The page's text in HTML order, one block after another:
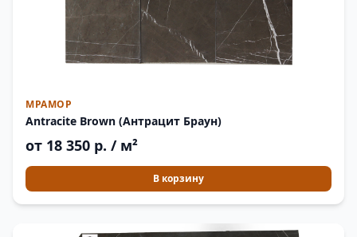
МРАМОР
Antracite Brown (Антрацит Браун)
от 18 350 р. / м²
В корзину